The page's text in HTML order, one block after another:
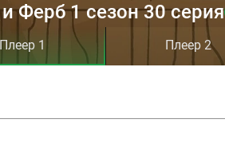
Ферб 1 сезон 30 серия
Плеер 1 Плеер 2